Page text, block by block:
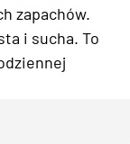
zapachów.
i sucha. To